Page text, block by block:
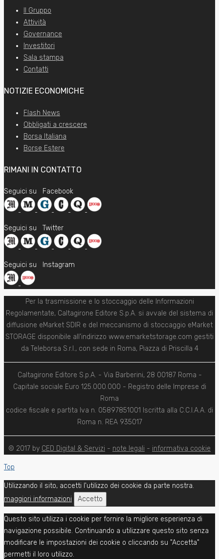
Il Gruppo
Attività
Governance
Investitori
Sala stampa
Contatti
NOTIZIE ECONOMICHE
Flash News
Obbligati a crescere
Borsa Italiana
Borse Estere
RIMANI IN CONTATTO
Seguici su Facebook
Seguici su Twitter
Seguici su Instagram
Per la trasmissione e lo stoccaggio delle Informazioni
Regolamentate, Caltagirone Editore S.p.A. si avvale del sistema di
diffusione eMarket SDIR e del meccanismo di stoccaggio eMarket
STORAGE disponibile all'indirizzo www.emarketstorage.com gestiti
da Teleborsa S.r.l., con sede in Roma, Piazza di Priscilla 4
Caltagirone Editore S.p.A. - Via Barberini, 28 00187 Roma -
Capitale sociale Euro 125.000.000 - Registro delle Imprese di
Roma
codice fiscale e partita Iva n. 05897851001 Iscritta alla C.C.I.A.A. di
Roma n. REA 935017
© 2017 by CED Digital & Servizi - note legali - informativa cookie
Top
Utilizzando il sito, accetti l'utilizzo dei cookie da parte nostra.
maggiori informazioni
Accetto
Questo sito utilizza i cookie per fornire la migliore esperienza di
navigazione possibile. Continuando a utilizzare questo sito senza
modificare le impostazioni dei cookie o cliccando su "Accetta"
permetti il loro utilizzo.